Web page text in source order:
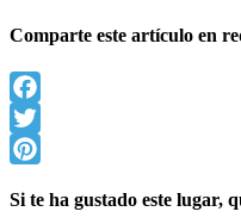
Comparte este artículo en
Facebook
Twitter
Si te ha gustado este lugar,